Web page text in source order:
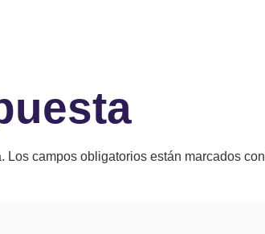
Los campos obligatorios están marcados con